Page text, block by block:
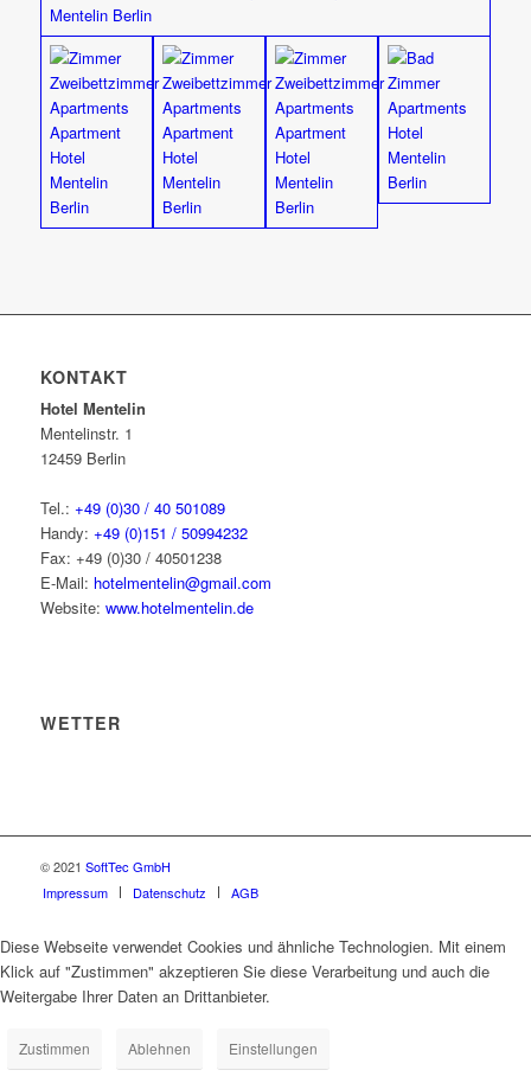
KONTAKT
Hotel Mentelin
Mentelinstr. 1
12459 Berlin
Tel.: +49 (0)30 / 40 501089
Handy: +49 (0)151 / 50994232
Fax: +49 (0)30 / 40501238
E-Mail: hotelmentelin@gmail.com
Website: www.hotelmentelin.de
WETTER
© 2021 SoftTec GmbH
Impressum
Datenschutz AGB
Diese Webseite verwendet Cookies und ähnliche Technologien. Mit einem
Klick auf "Zustimmen" akzeptieren Sie diese Verarbeitung und auch die
Weitergabe Ihrer Daten an Drittanbieter.
Zustimmen Ablehnen Einstellungen